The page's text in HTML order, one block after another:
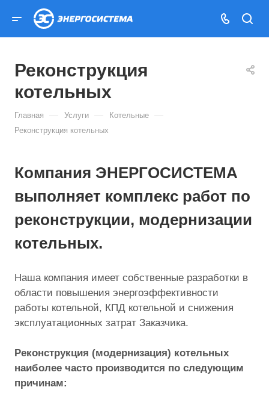
Реконструкция
котельных
Главная — Услуги — Котельные —
Реконструкция котельных
Компания ЭНЕРГОСИСТЕМА
выполняет комплекс работ по
реконструкции, модернизации
котельных.
Наша компания имеет собственные разработки в
области повышения энергоэффективности
работы котельной, КПД котельной и снижения
эксплуатационных затрат Заказчика.
Реконструкция (модернизация) котельных
наиболее часто производится по следующим
причинам: